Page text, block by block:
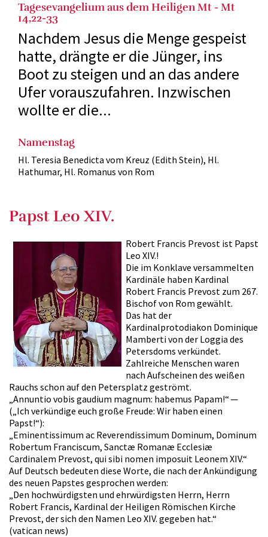
Tagesevangelium aus dem Heiligen Mt - Mt
14,22-33
Nachdem Jesus die Menge gespeist
hatte, drängte er die Jünger, ins
Boot zu steigen und an das andere
Ufer vorauszufahren. Inzwischen
wollte er die...
Namenstag
Hl. Teresia Benedicta vom Kreuz (Edith Stein), Hl.
Hathumar, Hl. Romanus von Rom
Papst Leo XIV.
Robert Francis Prevost ist Papst
Leo XIV.!
Die im Konklave versammelten
Kardinäle haben Kardinal
Robert Francis Prevost zum 267.
Bischof von Rom gewählt.
Das hat der
Kardinalprotodiakon Dominique
Mamberti von der Loggia des
Petersdoms verkündet.
Zahlreiche Menschen waren
nach Aufscheinen des weißen
Rauchs schon auf den Petersplatz geströmt.
„Annuntio vobis gaudium magnum: habemus Papam!“ ─
(„Ich verkündige euch große Freude: Wir haben einen
Papst!“):
„Eminentissimum ac Reverendissimum Dominum, Dominum
Robertum Franciscum, Sanctæ Romanæ Ecclesiæ
Cardinalem Prevost, qui sibi nomen imposuit Leonem XIV.“
Auf Deutsch bedeuten diese Worte, die nach der Ankündigung
des neuen Papstes gesprochen werden:
„Den hochwürdigsten und ehrwürdigsten Herrn, Herrn
Robert Francis, Kardinal der Heiligen Römischen Kirche
Prevost, der sich den Namen Leo XIV. gegeben hat.“
(vatican news)